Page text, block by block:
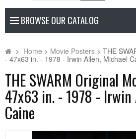
BROWSE OUR CATALOG
> Home > Movie Posters > THE
- 47x63 in. - 1978 - Irwin Allen, Michael
THE SWARM Original
47x63 in. - 1978 - Irwin
Caine